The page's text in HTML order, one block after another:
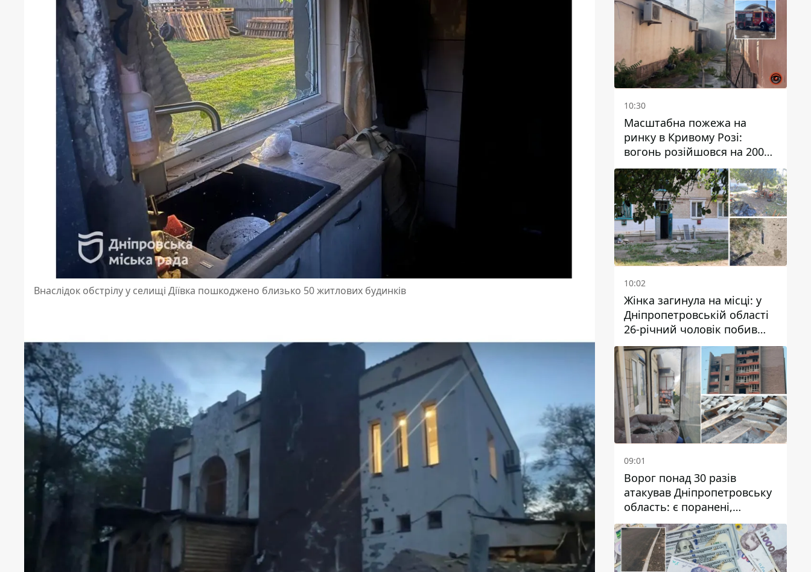
Внаслідок обстрілу у селищі Діївка пошкоджено близько 50 житлових будинків
10:30
Масштабна пожежа на
ринку в Кривому Розі:
вогонь розійшовся на 200
квадратних метрів
10:02
Жінка загинула на місці: у
Дніпропетровській області
26-річний чоловік побив
трьох людей металевим
предметом
09:01
Ворог понад 30 разів
атакував Дніпропетровську
область: є поранені,
пошкоджені ліцей, будинки
та підприємства